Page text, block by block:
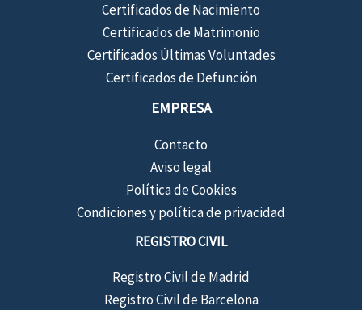
Certificados de Nacimiento
Certificados de Matrimonio
Certificados Últimas Voluntades
Certificados de Defunción
EMPRESA
Contacto
Aviso legal
Política de Cookies
Condiciones y política de privacidad
REGISTRO CIVIL
Registro Civil de Madrid
Registro Civil de Barcelona